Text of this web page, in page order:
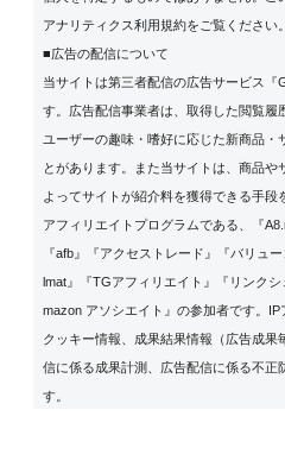
アナリティクス利用規約をご覧ください。
■広告の配信について
当サイトは第三者配信の広告サービス『
す。広告配信事業者は、取得した閲覧履
ユーザーの趣味・嗜好に応じた新商品・
とがあります。また当サイトは、商品
よってサイトが紹介料を獲得できる手段
アフィリエイトプログラムである、『
『afb』『アクセストレード』『バリュ
lmat』『TGアフィリエイト』『リンク
mazon アソシエイト』の参加者です。IP
クッキー情報、成果結果情報（広告成
信に係る成果計測、広告配信に係る不正
す。